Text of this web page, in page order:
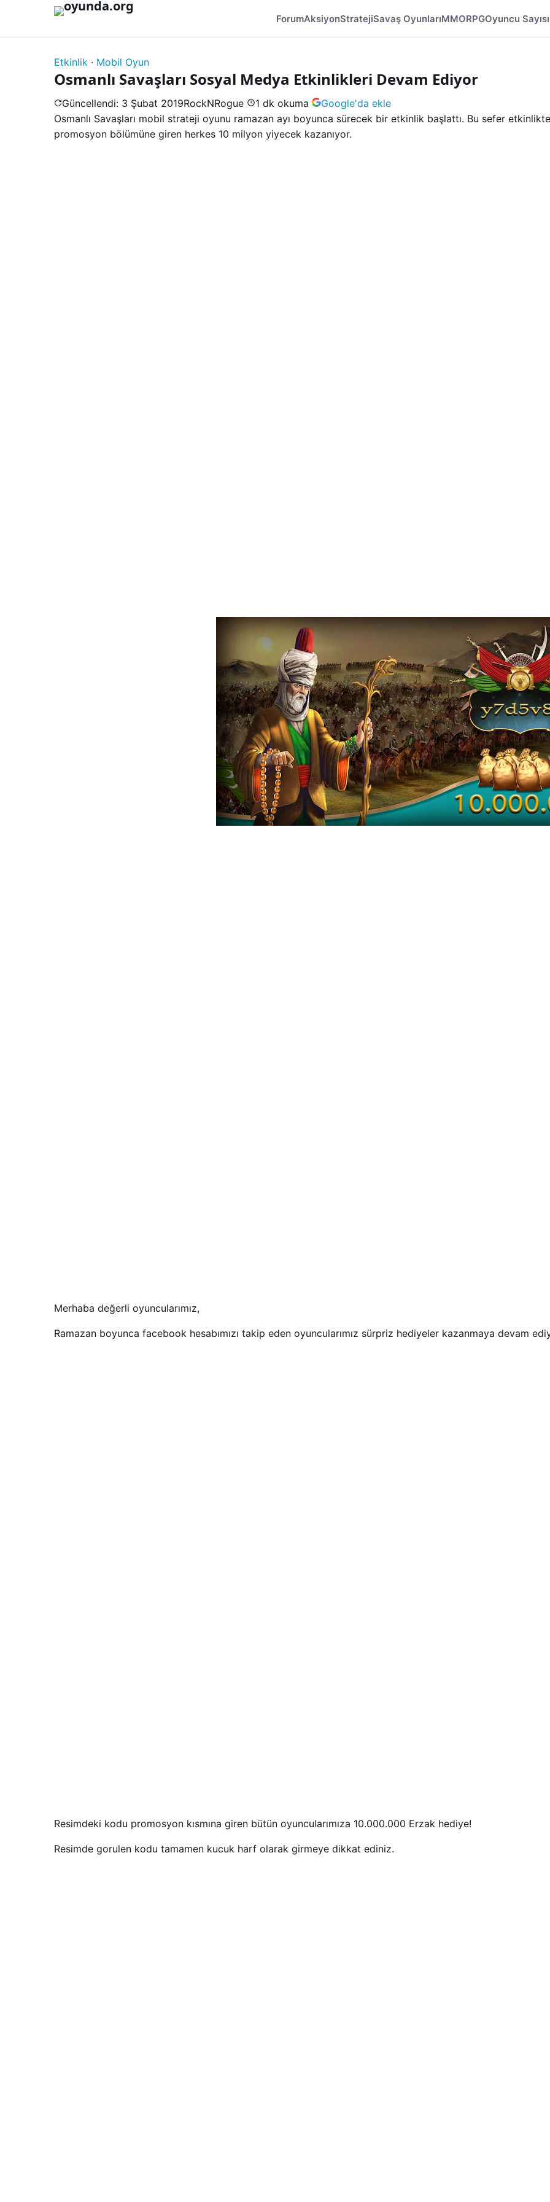
ForumAksiyonStratejiSavaş OyunlarıMMORPGOyuncu Sayısı
Etkinlik · Mobil Oyun
Osmanlı Savaşları Sosyal Medya Etkinlikleri Devam Ediyor
Güncellendi: 3 Şubat 2019RockNRogue 1 dk okuma
Google'da ekle
Osmanlı Savaşları mobil strateji oyunu ramazan ayı boyunca sürecek bir etkinlik başlattı. Bu sefer
promosyon bölümüne giren herkes 10 milyon yiyecek kazanıyor.
Merhaba değerli oyuncularımız,
Ramazan boyunca facebook hesabımızı takip eden oyuncularımız sürpriz hediyeler kazanmaya devam
Resimdeki kodu promosyon kısmına giren bütün oyuncularımıza 10.000.000 Erzak hediye!
Resimde gorulen kodu tamamen kucuk harf olarak girmeye dikkat ediniz.